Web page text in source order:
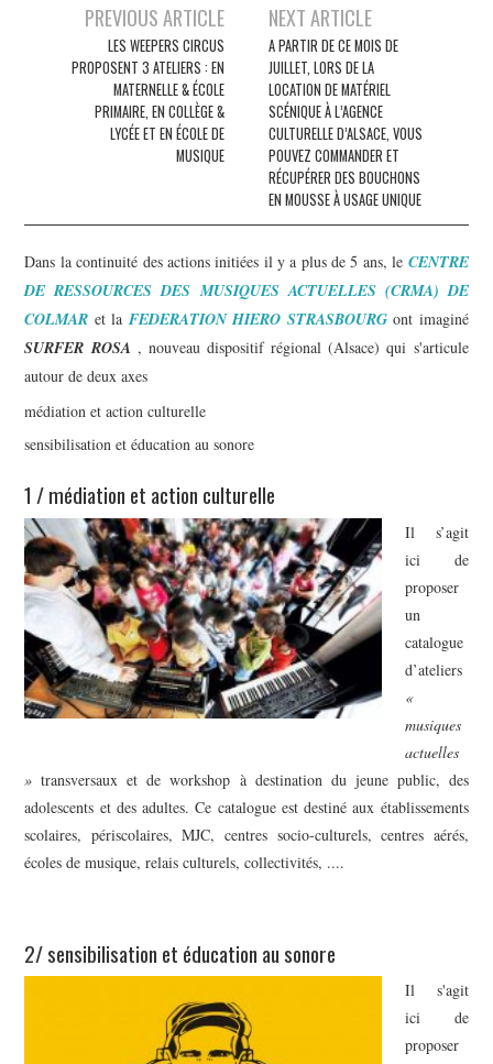
navigation
PREVIOUS ARTICLE
LES WEEPERS CIRCUS
PROPOSENT 3 ATELIERS : EN
MATERNELLE & ÉCOLE
PRIMAIRE, EN COLLÈGE &
LYCÉE ET EN ÉCOLE DE
MUSIQUE
NEXT ARTICLE
A PARTIR DE CE MOIS DE
JUILLET, LORS DE LA
LOCATION DE MATÉRIEL
SCÉNIQUE À L’AGENCE
CULTURELLE D’ALSACE, VOUS
POUVEZ COMMANDER ET
RÉCUPÉRER DES BOUCHONS
EN MOUSSE À USAGE UNIQUE
Dans la continuité des actions initiées il y a plus de 5 ans, le CENTRE
DE RESSOURCES DES MUSIQUES ACTUELLES (CRMA)DE
COLMAR et la FEDERATION HIERO STRASBOURG ont imaginé
SURFER ROSA , nouveau dispositif régional (Alsace) qui s'articule
autour de deux axes
médiation et action culturelle
sensibilisation et éducation au sonore
1 / médiation et action culturelle
Il s’agit
ici de
proposer
un
catalogue
d’ateliers
«
musiques
actuelles
» transversaux et de workshop à destination du jeune public, des
adolescents et des adultes. Ce catalogue est destiné aux établissements
scolaires, périscolaires, MJC, centres socio-culturels, centres aérés,
écoles de musique, relais culturels, collectivités, ....
2/ sensibilisation et éducation au sonore
Il s'agit
ici de
proposer